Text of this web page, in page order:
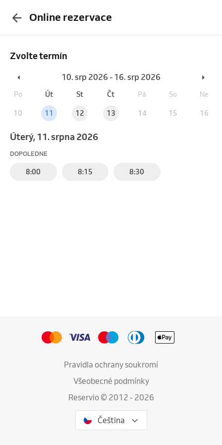
Online rezervace
Zvolte termín
10. srp 2026 - 16. srp 2026
Po Út St Čt Pá So Ne
10 11 12 13 14 15 16
úterý, 11. srpna 2026
DOPOLEDNE
8:00 8:15 8:30
Pravidla ochrany soukromí
Všeobecné podmínky
Reservio © 2012 - 2026
Čeština